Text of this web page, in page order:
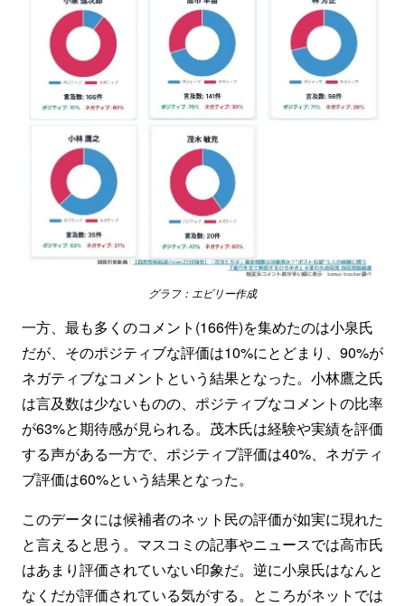
グラフ：エビリー作成
一方、最も多くのコメント(166件)を集めたのは小泉氏
だが、そのポジティブな評価は10%にとどまり、90%が
ネガティブなコメントという結果となった。小林鷹之氏
は言及数は少ないものの、ポジティブなコメントの比率
が63%と期待感が見られる。茂木氏は経験や実績を評価
する声がある一方で、ポジティブ評価は40%、ネガティ
ブ評価は60%という結果となった。
このデータには候補者のネット民の評価が如実に現れた
と言えると思う。マスコミの記事やニュースでは高市氏
はあまり評価されていない印象だ。逆に小泉氏はなんと
なくだが評価されている気がする。ところがネットでは